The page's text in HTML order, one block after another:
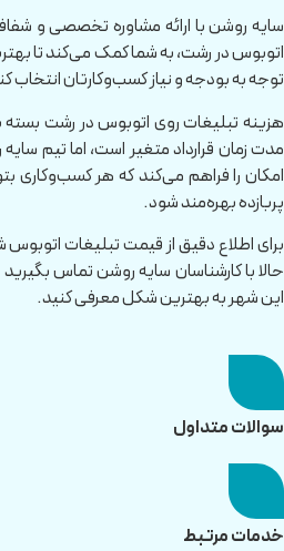
سایه روشن با ارائه مشاوره تخصصی و
اتوبوس در رشت، به شما کمک می‌کند تا
توجه به بودجه و نیاز کسب‌وکارتان انتخاب
هزینه تبلیغات روی اتوبوس در رشت بسته
مدت زمان قرارداد متغیر است، اما تیم
امکان را فراهم می‌کند که هر کسب‌وکاری
پربازده بهره‌مند شود.
برای اطلاع دقیق از قیمت تبلیغات
حالا با کارشناسان سایه روشن تماس
این شهر به بهترین شکل معرفی کنید.
سوالات متداول
خدمات مرتبط